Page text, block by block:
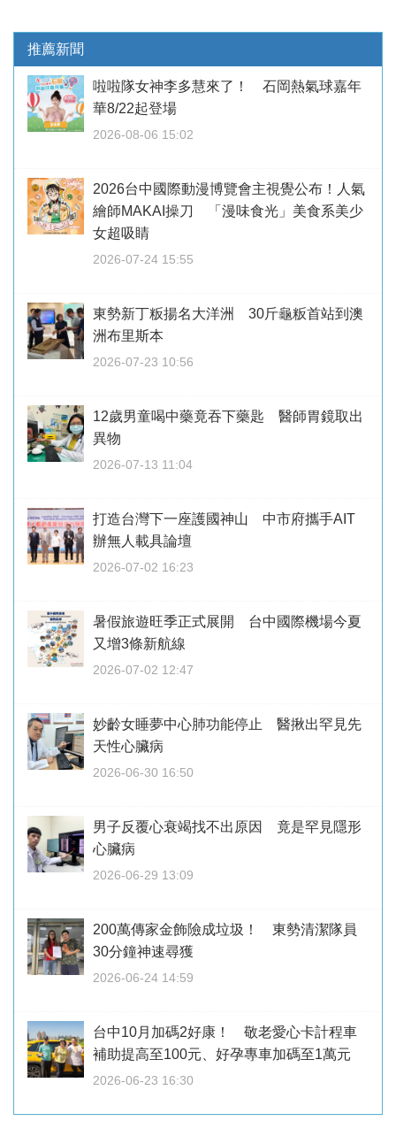
推薦新聞
啦啦隊女神李多慧來了！ 石岡熱氣球嘉年
華8/22起登場
2026-08-06 15:02
2026台中國際動漫博覽會主視覺公布！人氣
繪師MAKAI操刀 「漫味食光」美食系美少
女超吸睛
2026-07-24 15:55
東勢新丁粄揚名大洋洲 30斤龜粄首站到澳
洲布里斯本
2026-07-23 10:56
12歲男童喝中藥竟吞下藥匙 醫師胃鏡取出
異物
2026-07-13 11:04
打造台灣下一座護國神山 中市府攜手AIT
辦無人載具論壇
2026-07-02 16:23
暑假旅遊旺季正式展開 台中國際機場今夏
又增3條新航線
2026-07-02 12:47
妙齡女睡夢中心肺功能停止 醫揪出罕見先
天性心臟病
2026-06-30 16:50
男子反覆心衰竭找不出原因 竟是罕見隱形
心臟病
2026-06-29 13:09
200萬傳家金飾險成垃圾！ 東勢清潔隊員
30分鐘神速尋獲
2026-06-24 14:59
台中10月加碼2好康！ 敬老愛心卡計程車
補助提高至100元、好孕專車加碼至1萬元
2026-06-23 16:30